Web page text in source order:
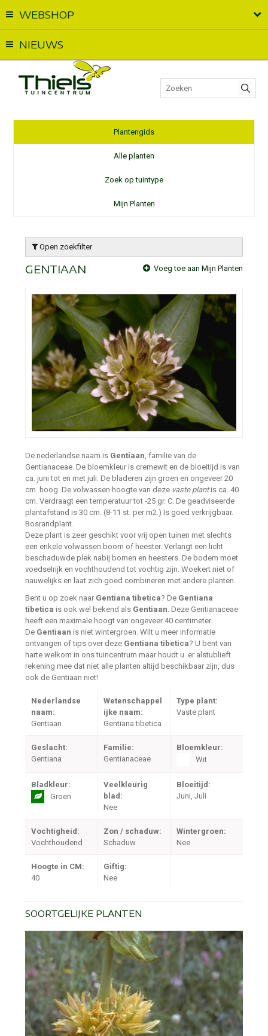
WEBSHOP
NIEUWS
Plantengids
Alle planten
Zoek op tuintype
Mijn Planten
Open zoekfilter
GENTIAAN Voeg toe aan Mijn Planten
De nederlandse naam is Gentiaan , familie van de
Gentianaceae. De bloemkleur is cremewit en de bloeitijd is van
ca. juni tot en met juli. De bladeren zijn groen en ongeveer 20
cm. hoog. De volwassen hoogte van deze vaste plantis ca. 40
cm. Verdraagt een temperatuur tot -25 gr. C. De geadviseerde
plantafstand is 30 cm. (8-11 st. per m2.) Is goed verkrijgbaar.
Bosrandplant.
Deze plant is zeer geschikt voor vrij open tuinen met slechts
een enkele volwassen boom of heester. Verlangt een licht
beschaduwde plek nabij bomen en heesters. De bodem moet
voedselrijk en vochthoudend tot vochtig zijn. Woekert niet of
nauwelijks en laat zich goed combineren met andere planten.
Bent u op zoek naar Gentiana tibetica? De Gentiana
tibetica is ook wel bekend als Gentiaan . Deze Gentianaceae
heeft een maximale hoogt van ongeveer 40 centimeter.
De Gentiaan is niet wintergroen. Wilt u meer informatie
ontvangen of tips over deze Gentiana tibetica? U bent van
harte welkom in ons tuincentrum maar houdt u er alstublieft
rekening mee dat niet alle planten altijd beschikbaar zijn, dus
ook de Gentiaan niet!
Nederlandse
naam:
Gentiaan
Wetenschappel
ijke naam:
Gentiana tibetica
Type plant:
Vaste plant
Geslacht:
Gentiana
Familie:
Gentianaceae
Bloemkleur:
Wit
Bladkleur:
Groen
Veelkleurig
blad:
Nee
Bloeitijd:
Juni, Juli
Vochtigheid:
Vochthoudend
Zon / schaduw:
Schaduw
Wintergroen:
Nee
Hoogte in CM:
40
Giftig:
Nee
SOORTGELIJKE PLANTEN